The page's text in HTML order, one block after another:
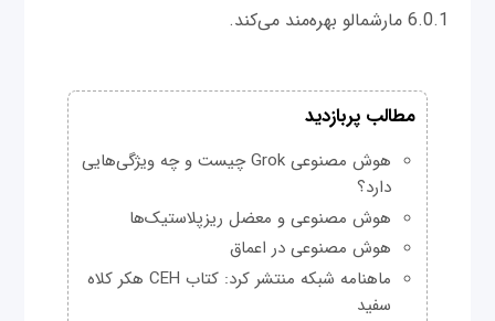
6.0.1 مارشمالو بهره‌مند می‌کند.
مطالب پربازدید
هوش مصنوعی Grok چیست و چه ویژگی‌هایی
دارد؟
هوش مصنوعی و معضل ریزپلاستیک‌ها
هوش مصنوعی در اعماق
ماهنامه شبکه منتشر کرد: کتاب CEH هکر کلاه
سفید